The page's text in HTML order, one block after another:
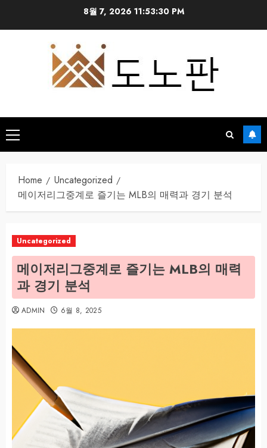
8월 7, 2026 11:53:30 PM
Primary
Menu
Home
Uncategorized
메이저리그중계로 즐기는 MLB의 매력과 경기 분석
Uncategorized
메이저리그중계로 즐기는 MLB의 매력
과 경기 분석
ADMIN 6월 8, 2025